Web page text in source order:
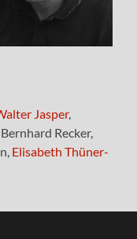
Jasper,
Recker,
Elisabeth Thüner-